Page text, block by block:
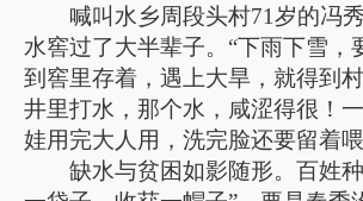
喊叫水乡周段头村71岁的冯
水窖过了大半辈子。“下雨下雪，
到窖里存着，遇上大旱，就得到
井里打水，那个水，咸涩得很！
娃用完大人用，洗完脸还要留着
缺水与贫困如影随形。百姓